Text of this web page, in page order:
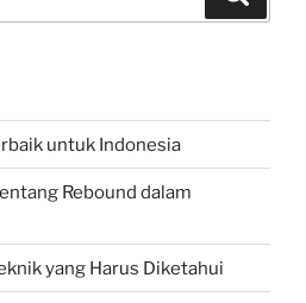
untuk Indonesia
Rebound dalam
yang Harus Diketahui